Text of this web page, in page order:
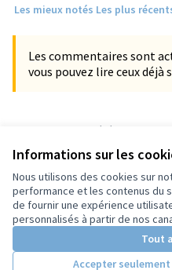
Informations sur les
Nous utilisons des cookies sur
performance et les contenus du
de fournir une expérience
personnalisés à partir de nos
Tout
Accepter
Les mieux notés Les plus
Les commentaires sont
vous pouvez lire ceux déjà
Référence :
Vérifiez
Conditions d'utilisation
Paramètres des cookies